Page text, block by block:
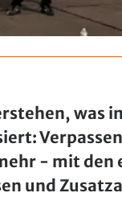
was
- mit den
und